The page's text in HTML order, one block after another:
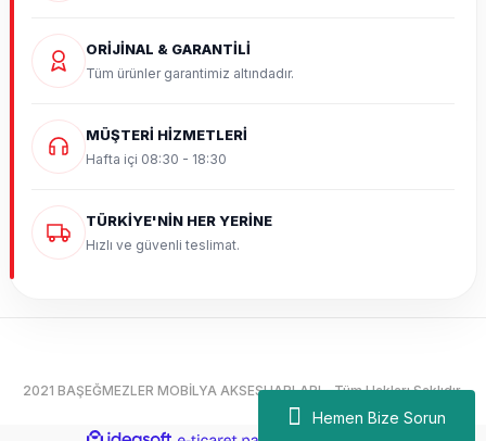
Hemen Bize Sorun
ORİJİNAL & GARANTİLİ
Tüm ürünler garantimiz altındadır.
MÜŞTERİ HİZMETLERİ
Hafta içi 08:30 - 18:30
TÜRKİYE'NİN HER YERİNE
Hızlı ve güvenli teslimat.
2021 BAŞEĞMEZLER MOBİLYA AKSESUARLARI - Tüm Hakları Saklıdır.
ideasoft